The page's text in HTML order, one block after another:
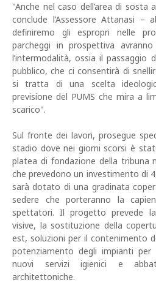
"Anche nel caso dell’area di sosta
conclude l’Assessore Attanasi
definiremo gli espropri nelle
parcheggi in prospettiva
l’intermodalità, ossia il passaggio
pubblico, che ci consentirà di
si tratta di una scelta
previsione del PUMS che mira a
scarico".
Sul fronte dei lavori, prosegue
stadio dove nei giorni scorsi è
platea di fondazione della tribuna
che prevedono un investimento di
sarà dotato di una gradinata
sedere che porteranno la
spettatori. Il progetto prevede
visive, la sostituzione della
est, soluzioni per il contenimento
potenziamento degli impianti per
nuovi servizi igienici e
architettoniche.